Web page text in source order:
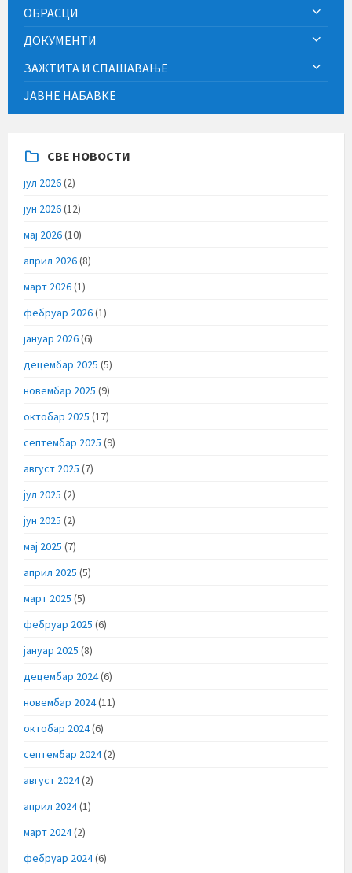
ОБРАСЦИ
ДОКУМЕНТИ
ЗАЖТИТА И СПАШАВАЊЕ
ЈАВНЕ НАБАВКЕ
СВЕ НОВОСТИ
јул 2026(2)
јун 2026(12)
мај 2026(10)
април 2026(8)
март 2026(1)
фебруар 2026(1)
јануар 2026(6)
децембар 2025 (5)
новембар 2025 (9)
октобар 2025 (17)
септембар 2025 (9)
август 2025 (7)
јул 2025 (2)
јун 2025 (2)
мај 2025 (7)
април 2025 (5)
март 2025 (5)
фебруар 2025 (6)
јануар 2025 (8)
децембар 2024(6)
новембар 2024(11)
октобар 2024(6)
септембар 2024(2)
август 2024(2)
април 2024(1)
март 2024(2)
фебруар 2024(6)